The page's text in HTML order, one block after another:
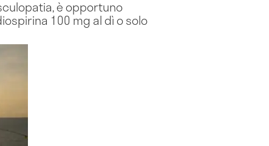
è opportuno
100 mg al dì o solo